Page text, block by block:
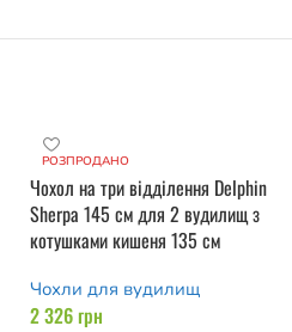
РОЗПРОДАНО
Чохол на три відділення Delphin
Sherpa 145 см для 2 вудилищ з
котушками кишеня 135 см
Чохли для вудилищ
2 326грн